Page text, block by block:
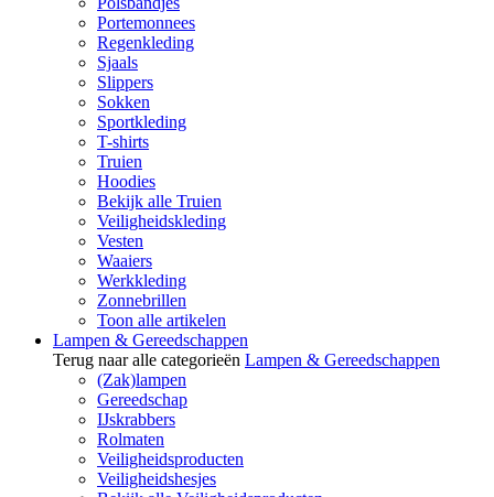
Portemonnees
Regenkleding
Sjaals
Slippers
Sokken
Sportkleding
T-shirts
Truien
Hoodies
Bekijk alle Truien
Veiligheidskleding
Vesten
Waaiers
Werkkleding
Zonnebrillen
Toon alle artikelen
Lampen & Gereedschappen
Terug naar alle categorieën Lampen & Gereedschappen
(Zak)lampen
Gereedschap
IJskrabbers
Rolmaten
Veiligheidsproducten
Veiligheidshesjes